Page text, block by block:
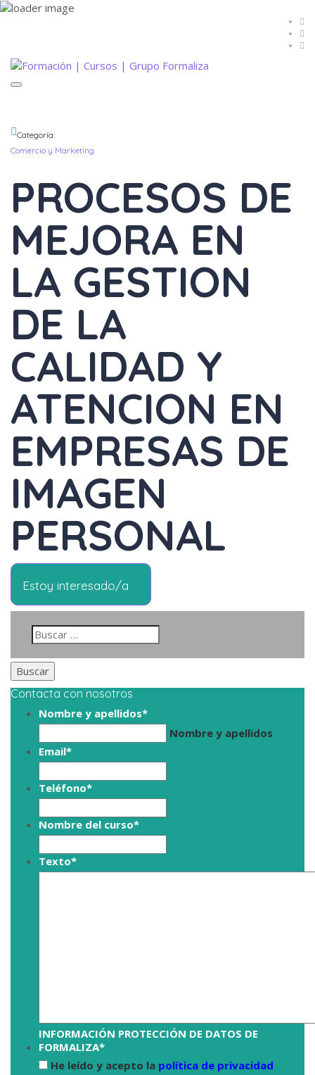
Toggle
Categoría:
Comercio y Marketing
PROCESOS DE
MEJORA EN
LA GESTION
DE LA
CALIDAD Y
ATENCION EN
EMPRESAS DE
IMAGEN
PERSONAL
Estoy interesado/a
Contacta con nosotros
Nombre y apellidos*
Nombre y apellidos
Email*
Teléfono*
Nombre del curso*
Texto*
INFORMACIÓN PROTECCIÓN DE DATOS DE
FORMALIZA*
He leído y acepto la política de privacidad